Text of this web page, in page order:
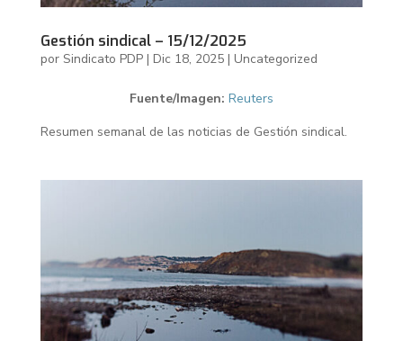
Gestión sindical – 15/12/2025
por Sindicato PDP| Dic 18, 2025| Uncategorized
Fuente/Imagen: Reuters
Resumen semanal de las noticias de Gestión sindical.